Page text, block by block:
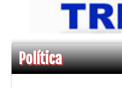
Política